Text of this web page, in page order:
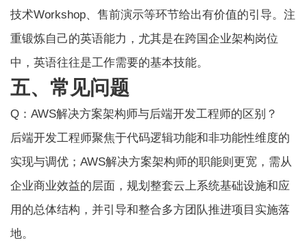
技术Workshop、售前演示等环节给出有价值的引导。注
重锻炼自己的英语能力，尤其是在跨国企业架构岗位
中，英语往往是工作需要的基本技能。
五、常见问题
Q：AWS解决方案架构师与后端开发工程师的区别？
后端开发工程师聚焦于代码逻辑功能和非功能性维度的
实现与调优；AWS解决方案架构师的职能则更宽，需从
企业商业效益的层面，规划整套云上系统基础设施和应
用的总体结构，并引导和整合多方团队推进项目实施落
地。